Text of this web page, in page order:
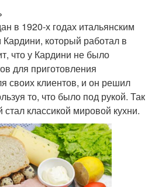
в 1920-х годах итальянским
который работал в
что у Кардини не было
для приготовления
своих клиентов, и он решил
то, что было под рукой. Так
классикой мировой кухни.